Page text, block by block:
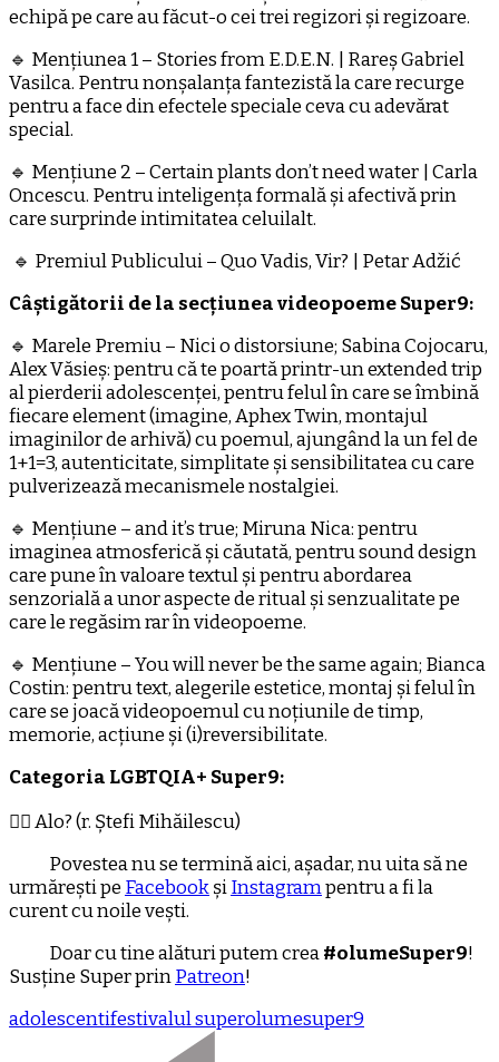
echipă pe care au făcut-o cei trei regizori și regizoare.
🔹 Mențiunea 1 – Stories from E.D.E.N. | Rareș Gabriel
Vasilca. Pentru nonșalanța fantezistă la care recurge
pentru a face din efectele speciale ceva cu adevărat
special.
🔹 Mențiune 2 – Certain plants don’t need water | Carla
Oncescu. Pentru inteligența formală și afectivă prin
care surprinde intimitatea celuilalt.
🔹 Premiul Publicului – Quo Vadis, Vir? | Petar Adžić
Câștigătorii de la secțiunea videopoeme Super9:
🔹 Marele Premiu – Nici o distorsiune; Sabina Cojocaru,
Alex Văsieș: pentru că te poartă printr-un extended trip
al pierderii adolescenței, pentru felul în care se îmbină
fiecare element (imagine, Aphex Twin, montajul
imaginilor de arhivă) cu poemul, ajungând la un fel de
1+1=3, autenticitate, simplitate și sensibilitatea cu care
pulverizează mecanismele nostalgiei.
🔹 Mențiune – and it’s true; Miruna Nica: pentru
imaginea atmosferică și căutată, pentru sound design
care pune în valoare textul și pentru abordarea
senzorială a unor aspecte de ritual și senzualitate pe
care le regăsim rar în videopoeme.
🔹 Mențiune – You will never be the same again; Bianca
Costin: pentru text, alegerile estetice, montaj și felul în
care se joacă videopoemul cu noțiunile de timp,
memorie, acțiune și (i)reversibilitate.
Categoria LGBTQIA+ Super9:
🏳️‍🌈 Alo? (r. Ștefi Mihăilescu)
Povestea nu se termină aici, așadar, nu uita să ne
urmărești pe FacebookșiInstagrampentru a fi la
curent cu noile vești.
Doar cu tine alături putem crea#olumeSuper9!
Susține Super prinPatreon!
adolescentifestivalul superolumesuper9